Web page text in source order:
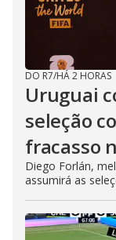
DO R7/HÁ 2 HORAS
Uruguai
seleção
fracasso
Diego Forlán,
assumirá as